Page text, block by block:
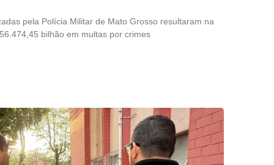
pela Polícia Militar de Mato Grosso resultaram na
bilhão em multas por crimes